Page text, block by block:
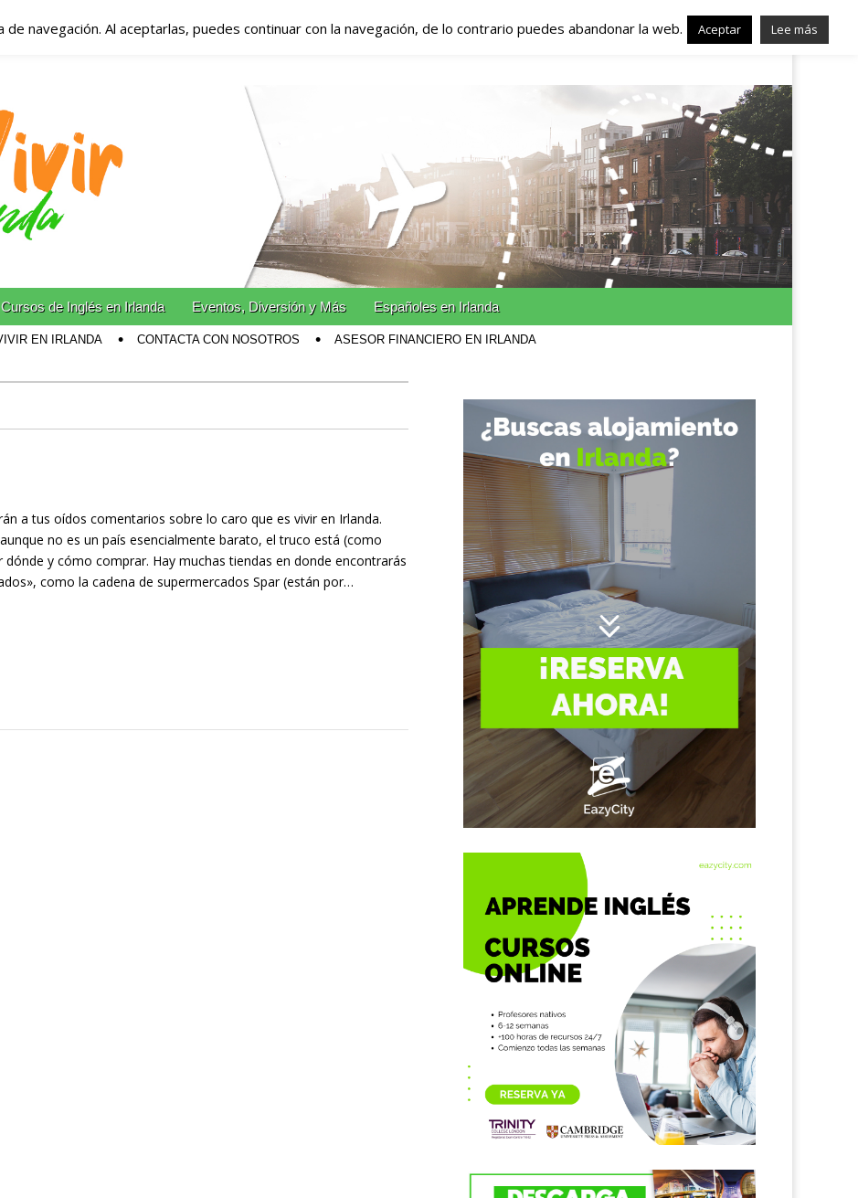
– Vivir en Irlanda – Trabajo en
en Irlanda
en Irlanda!
Cursos de Inglés en Irlanda Eventos, Diversión y Más Españoles en Irlanda
EN IRLANDA CONTACTA CON NOSOTROS ASESOR FINANCIERO EN IRLANDA
a tus oídos comentarios sobre lo caro que es vivir en Irlanda.
no es un país esencialmente barato, el truco está (como
dónde y cómo comprar. Hay muchas tiendas en donde encontrarás
como la cadena de supermercados Spar (están por…
navegación. Al aceptarlas, puedes continuar con la navegación, de lo contrario puedes abandonar la web. Aceptar Lee más